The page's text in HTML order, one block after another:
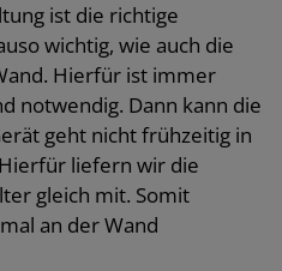
ist die richtige
wichtig, wie auch die
Hierfür ist immer
notwendig. Dann kann die
geht nicht frühzeitig in
liefern wir die
gleich mit. Somit
an der Wand